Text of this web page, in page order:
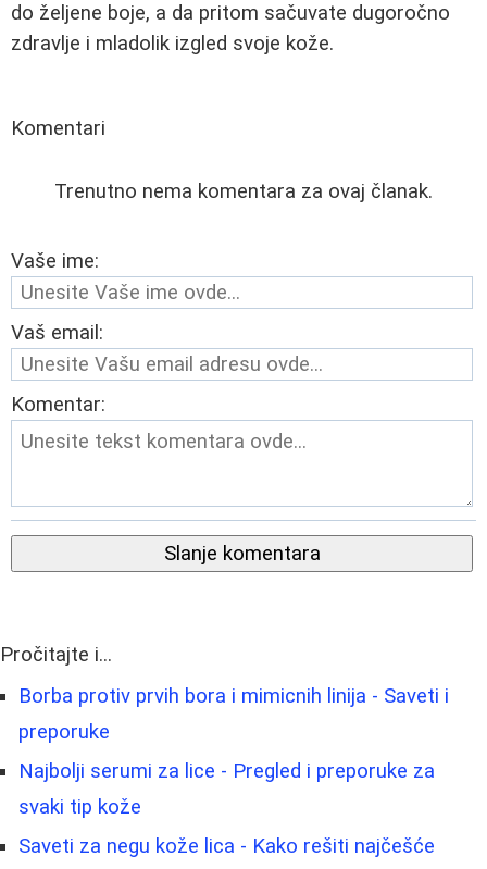
do željene boje, a da pritom sačuvate dugoročno
zdravlje i mladolik izgled svoje kože.
Komentari
Trenutno nema komentara za ovaj članak.
Vaše ime:
Vaš email:
Komentar:
Slanje komentara
Pročitajte i...
Borba protiv prvih bora i mimicnih linija - Saveti i
preporuke
Najbolji serumi za lice - Pregled i preporuke za
svaki tip kože
Saveti za negu kože lica - Kako rešiti najčešće